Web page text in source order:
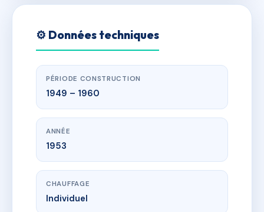
⚙️ Données techniques
PÉRIODE CONSTRUCTION
1949 – 1960
ANNÉE
1953
CHAUFFAGE
Individuel